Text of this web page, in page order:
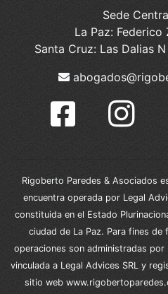
Sede
La Paz: Federico
Santa Cruz: Las Dalias
Rigoberto Paredes & Asociados
encuentra operada por Legal
constituida en el Estado
ciudad de La Paz. Para fines de
operaciones son administradas por
vinculada a Legal Advices SRL y
sitio web